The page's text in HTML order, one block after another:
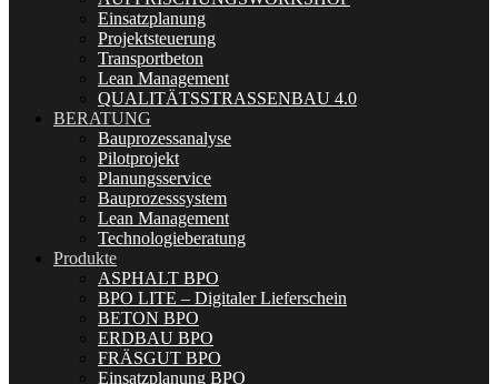
Einsatzplanung
Projektsteuerung
Transportbeton
Lean Management
QUALITÄTSSTRASSENBAU 4.0
BERATUNG
Bauprozessanalyse
Pilotprojekt
Planungsservice
Bauprozesssystem
Lean Management
Technologieberatung
Produkte
ASPHALT BPO
BPO LITE – Digitaler Lieferschein
BETON BPO
ERDBAU BPO
FRÄSGUT BPO
Einsatzplanung BPO